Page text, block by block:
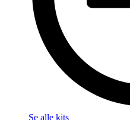
Se alle kits